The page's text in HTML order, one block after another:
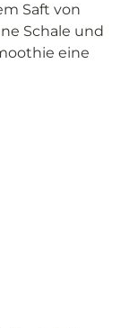
Saft von
Schale und
eine